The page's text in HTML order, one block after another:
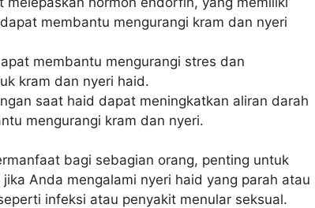
membantu mengurangi kram dan nyeri
membantu mengurangi stres dan
kram dan nyeri haid.
saat haid dapat meningkatkan aliran darah
mengurangi kram dan nyeri.
bagi sebagian orang, penting untuk
Anda mengalami nyeri haid yang parah atau
infeksi atau penyakit menular seksual.